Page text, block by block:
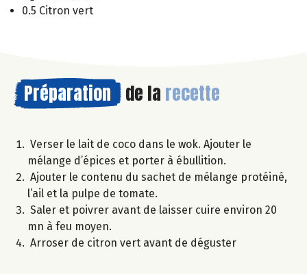
0.5 Citron vert
Préparation de la recette
Verser le lait de coco dans le wok. Ajouter le
mélange d’épices et porter à ébullition.
Ajouter le contenu du sachet de mélange protéiné,
l’ail et la pulpe de tomate.
Saler et poivrer avant de laisser cuire environ 20
mn à feu moyen.
Arroser de citron vert avant de déguster